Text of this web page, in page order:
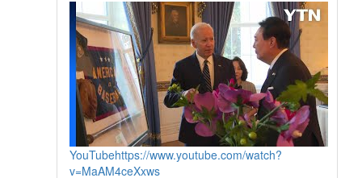
YouTubehttps://www.youtube.com/watch?
v=MaAM4ceXxws